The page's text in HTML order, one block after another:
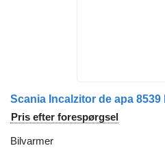
Pris efter forespørgsel
Bilvarmer